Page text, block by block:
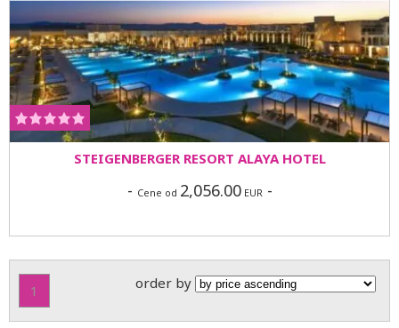
STEIGENBERGER RESORT ALAYA HOTEL
- Cene od 2,056.00EUR-
1 order by